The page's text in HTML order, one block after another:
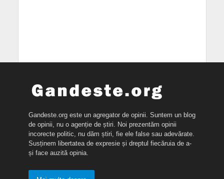
Gandeste.org este un agregator de opinii. Suntem un blog
de opinii, nu o agenție de știri. Noi prezentăm opinii
incorecte politic, nu dăm știri, fie ele false sau adevărate.
Susținem libertatea de expresie și dreptul fiecăruia de a-
și face auzită opinia.